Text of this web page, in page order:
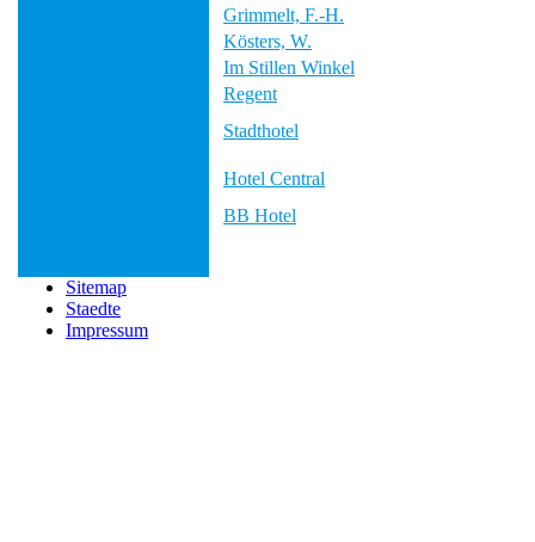
Grimmelt, F.-H.
Kösters, W.
Im Stillen Winkel
Regent
Stadthotel
Hotel Central
BB Hotel
Sitemap
Staedte
Impressum